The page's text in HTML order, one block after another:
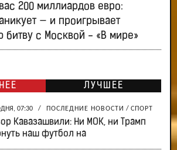
200 миллиардов евро:
— и проигрывает
с Москвой - «В мире»
ЛУЧШЕЕ
07:30 / ПОСЛЕДНИЕ НОВОСТИ / СПОРТ
Кавазашвили: Ни МОК, ни Трамп
наш футбол на